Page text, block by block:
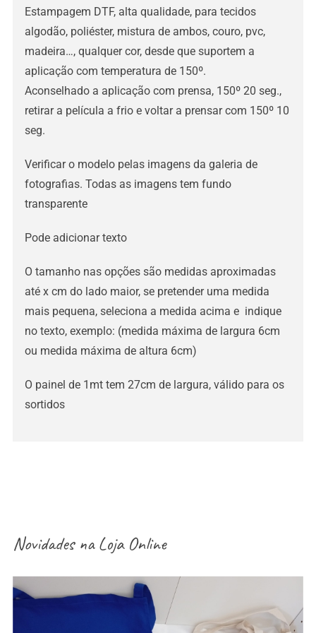
Estampagem DTF, alta qualidade, para tecidos
algodão, poliéster, mistura de ambos, couro, pvc,
madeira…, qualquer cor, desde que suportem a
aplicação com temperatura de 150º.
Aconselhado a aplicação com prensa, 150º 20 seg.,
retirar a película a frio e voltar a prensar com 150º 10
seg.
Verificar o modelo pelas imagens da galeria de
fotografias. Todas as imagens tem fundo
transparente
Pode adicionar texto
O tamanho nas opções são medidas aproximadas
até x cm do lado maior, se pretender uma medida
mais pequena, seleciona a medida acima e indique
no texto, exemplo: (medida máxima de largura 6cm
ou medida máxima de altura 6cm)
O painel de 1mt tem 27cm de largura, válido para os
sortidos
Novidades naLoja Online